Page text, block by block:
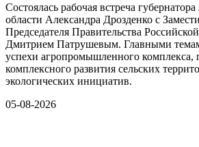
Состоялась рабочая встреча
области Александра Дрозденко с
Председателя Правительства
Дмитрием Патрушевым. Главными
успехи агропромышленного комплекса,
комплексного развития сельских
экологических инициатив.
05-08-2026